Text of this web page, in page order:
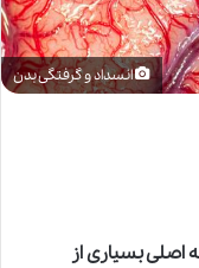
انسداد و گرفتگی بدن
بسیاری از